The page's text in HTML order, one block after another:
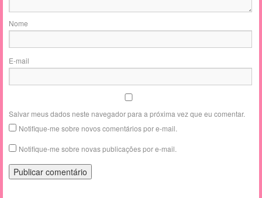
Nome
E-mail
Salvar meus dados neste navegador para a próxima vez que eu comentar.
Notifique-me sobre novos comentários por e-mail.
Notifique-me sobre novas publicações por e-mail.